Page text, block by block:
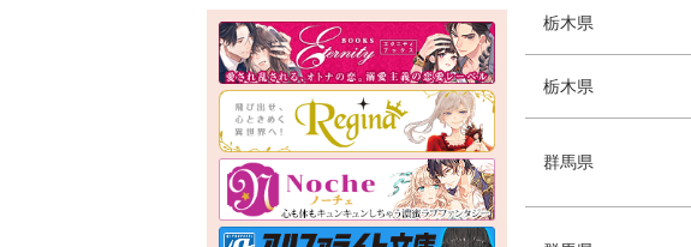
栃木県
栃木県
群馬県